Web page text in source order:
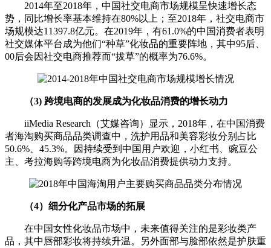
2014年至2018年，中国社交电商市场规模呈快速增长态
势，同比增长率基本维持在80%以上；至2018年，社交电商市
场规模达11397.8亿元。在2019年，有61.0%的中国消费者表明
社交媒体平台成为他们“种草”化妆品的重要阵地，其中95后、
00后会因社交电商推荐而“拔草”的概率为76.6%。
（3) 跨境电商的发展成为化妆品消费的增长动力
iiMedia Research（艾媒咨询）显示，2018年，在中国消费
者海淘购买商品品类调查中，洗护用品和美容彩妆分别占比
50.6%、45.3%。因持续受到中国用户欢迎，小红书、豌豆公
主、考拉海购等跨境电商为化妆品消费提供动力支持。
（4）细分化产品市场的拓展
在中国女性化妆品市场中，未来值得关注的是彩妆类产
品，其中唇部彩妆将持续升温。另外面部与脸部依然是护肤重